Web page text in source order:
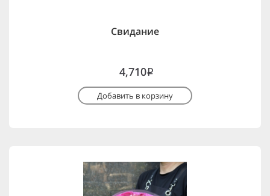
Свидание
4,710i
Добавить в корзину